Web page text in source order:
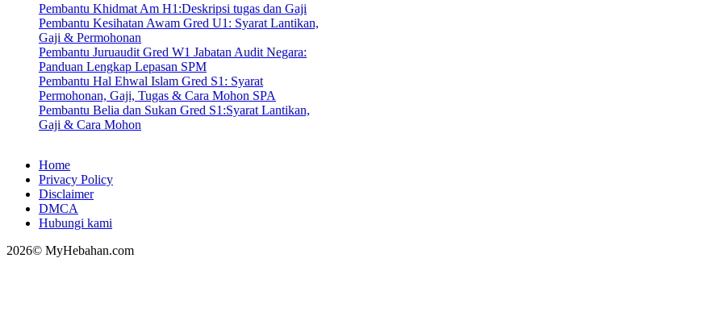
Pembantu Khidmat Am H1:Deskripsi tugas dan Gaji
Pembantu Kesihatan Awam Gred U1: Syarat Lantikan,
Gaji & Permohonan
Pembantu Juruaudit Gred W1 Jabatan Audit Negara:
Panduan Lengkap Lepasan SPM
Pembantu Hal Ehwal Islam Gred S1: Syarat
Permohonan, Gaji, Tugas & Cara Mohon SPA
Pembantu Belia dan Sukan Gred S1:Syarat Lantikan,
Gaji & Cara Mohon
Home
Privacy Policy
Disclaimer
DMCA
Hubungi kami
2026© MyHebahan.com